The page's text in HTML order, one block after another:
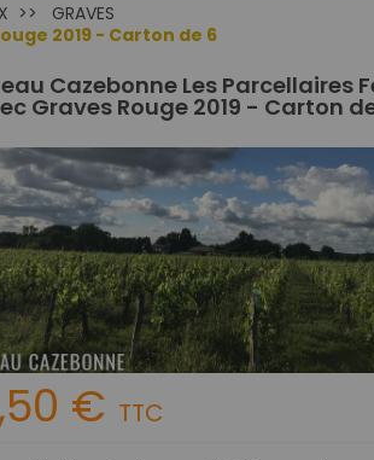
GRAVES
2019 - Carton de 6
Cazebonne Les Parcellaires
Graves Rouge 2019 - Carton
€ TTC